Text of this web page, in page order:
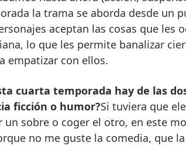
la trama se aborda desde un
aceptan las cosas que les
lo que les permite banalizar
empatizar con ellos.
cuarta temporada hay de las
ficción o humor?Si tuviera que
un sobre o coger el otro, en este
no me guste la comedia, que